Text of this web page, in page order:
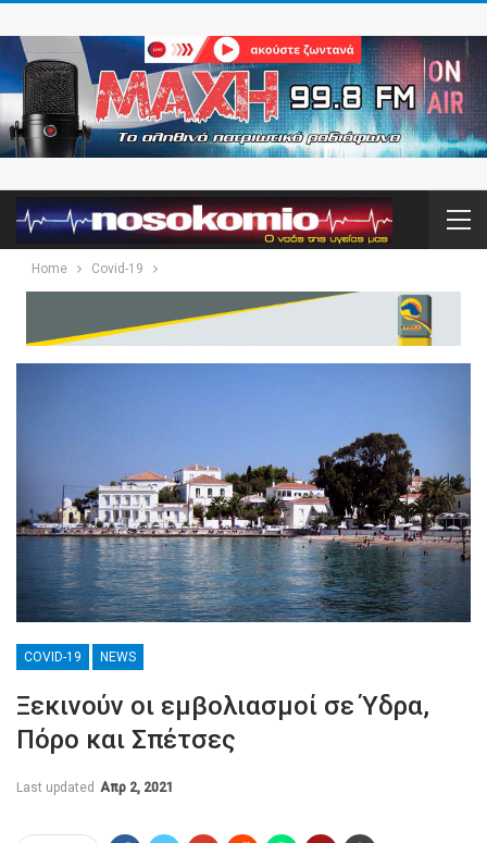
Home Covid-19
COVID-19 NEWS
Ξεκινούν οι εμβολιασμοί σε Ύδρα,
Πόρο και Σπέτσες
Last updated Απρ 2, 2021